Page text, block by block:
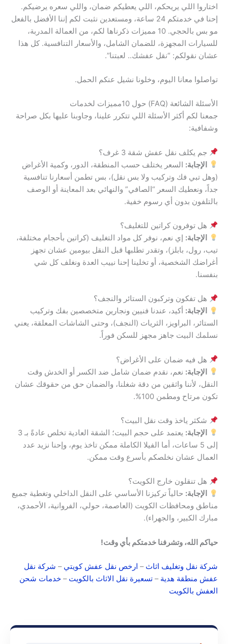
اختاروا اللي يريحكم، اللي يعطيكم ضمان، واللي سعره يرضيكم.
إحنا في خدمتكم 24 ساعة، ومستعدين نثبت لكم إننا الأفضل بالفعل
مو بس بالحجي. 10 مميزات ذكرناها لكم، من العمالة المدربة،
للسيارات المجهزة، للضمان الشامل، والأسعار التنافسية. كل هذا
عشان نقولكم: “نقل عفشك.. لعبتنا”.
تواصلوا معانا اليوم، وخلونا نشيل عنكم الحمل.
الأسئلة الشائعة (FAQ) حول 10مميزات لخدمات
جمعنا لكم أكثر الأسئلة اللي تتكرر علينا، وجاوبنا عليها بكل صراحة
وشفافية:
جم يكلف نقل عفش شقة 3 غرف؟
الإجابة: السعر يختلف حسب المنطقة، الدور، وكمية الأغراض
(وهل تبي فك وتركيب ولا بس نقل)، بس تطمن أسعارنا تنافسية
جداً، ونعطيك السعر “الصافي” والنهائي بعد المعاينة أو الوصف
بالتلفون بدون أي رسوم خفية.
هل توفرون كراتين للتغليف؟
الإجابة: إي نعم، نوفر كل مواد التغليف (كراتين بأحجام مختلفة،
تيب، رول، بابلز)، وتقدر تطلبها قبل النقل بيومين عشان تجهز
أغراضك الشخصية، أو تخلينا إحنا نييب العدة ونغلف كل شي
بنفسنا.
هل تفكون وتركبون الستائر والنجف؟
الإجابة: أكيد، عندنا فنيين ونجارين متخصصين بفك وتركيب
الستائر، البراويز، الثريات (النجف)، وحتى الشاشات المعلقة، يعني
نسلمك البيت جاهز مجهز للسكن فوراً.
هل فيه ضمان على الأغراض؟
الإجابة: نعم، نقدم ضمان شامل ضد الكسر أو الخدش وقت
النقل، لأننا واثقين من دقة شغلنا، والضمان حق من حقوقك عشان
تكون مرتاح ومطمن 100%.
شكثر ياخذ وقت نقل البيت؟
الإجابة:
يعتمد على حجم البيت؛ الشقة العادية تخلص عادةً بـ 3
إلى 5 ساعات، أما الفيلا الكاملة ممكن تاخذ يوم، وإحنا نزيد عدد
العمال عشان نخلصكم بأسرع وقت ممكن.
هل تنقلون خارج الكويت؟
الإجابة: حالياً تركيزنا الأساسي على النقل الداخلي وتغطية جميع
مناطق ومحافظات الكويت (العاصمة، حولي، الفروانية، الأحمدي،
مبارك الكبير، والجهراء).
حياكم الله، وتشرفنا خدمتكم بأي وقت!
شركة نقل وتغليف اثاث – ارخص نقل عفش كويتي – شركة نقل
عفش منطقة هدية – تسعيرة نقل الاثاث بالكويت – خدمات شحن
العفش بالكويت